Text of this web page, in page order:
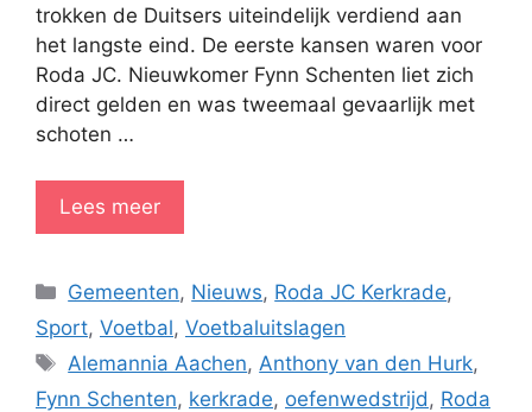
trokken de Duitsers uiteindelijk verdiend aan
het langste eind. De eerste kansen waren voor
Roda JC. Nieuwkomer Fynn Schenten liet zich
direct gelden en was tweemaal gevaarlijk met
schoten …
Lees meer
Categorieën
Gemeenten, Nieuws, Roda JC Kerkrade,
Sport, Voetbal, Voetbaluitslagen
Tags
Alemannia Aachen, Anthony van den Hurk,
Fynn Schenten, kerkrade, oefenwedstrijd , Roda